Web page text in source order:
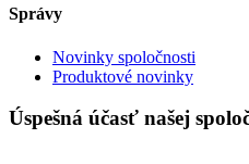
Správy
Novinky spoločnosti
Produktové novinky
Úspešná účasť našej